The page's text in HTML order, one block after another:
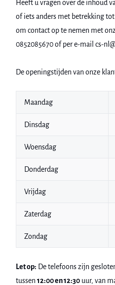
Heeft u vragen over de inhoud
of iets anders met betrekking
om contact op te nemen met
0852085670 of per e-mail cs-
De openingstijden van onze
Maandag
Dinsdag
Woensdag
Donderdag
Vrijdag
Zaterdag
Zondag
Let op: De telefoons zijn
tussen 12:00 en 12:30 uur, van